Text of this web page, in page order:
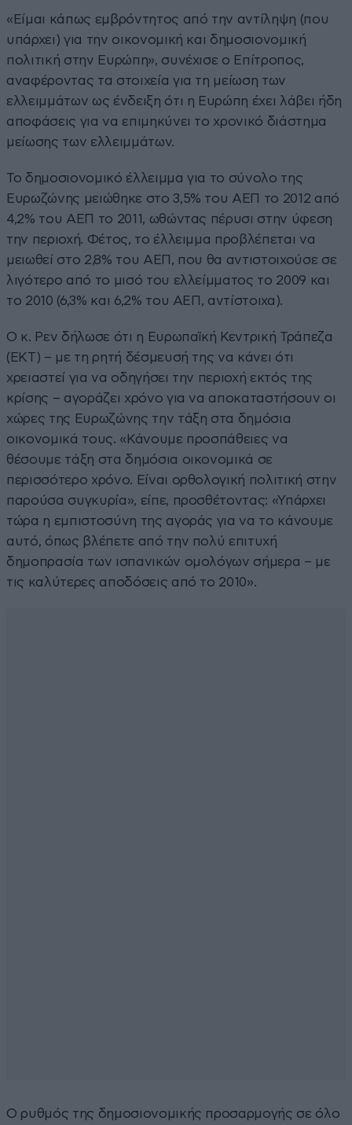
«Είμαι κάπως εμβρόντητος από την αντίληψη (που
υπάρχει) για την οικονομική και δημοσιονομική
πολιτική στην Ευρώπη», συνέχισε ο Επίτροπος,
αναφέροντας τα στοιχεία για τη μείωση των
ελλειμμάτων ως ένδειξη ότι η Ευρώπη έχει λάβει ήδη
αποφάσεις για να επιμηκύνει το χρονικό διάστημα
μείωσης των ελλειμμάτων.
Το δημοσιονομικό έλλειμμα για το σύνολο της
Ευρωζώνης μειώθηκε στο 3,5% του ΑΕΠ το 2012 από
4,2% του ΑΕΠ το 2011, ωθώντας πέρυσι στην ύφεση
την περιοχή. Φέτος, το έλλειμμα προβλέπεται να
μειωθεί στο 2,8% του ΑΕΠ, που θα αντιστοιχούσε σε
λιγότερο από το μισό του ελλείμματος το 2009 και
το 2010 (6,3% και 6,2% του ΑΕΠ, αντίστοιχα).
Ο κ. Ρεν δήλωσε ότι η Ευρωπαϊκή Κεντρική Τράπεζα
(ΕΚΤ) – με τη ρητή δέσμευσή της να κάνει ότι
χρειαστεί για να οδηγήσει την περιοχή εκτός της
κρίσης – αγοράζει χρόνο για να αποκαταστήσουν οι
χώρες της Ευρωζώνης την τάξη στα δημόσια
οικονομικά τους. «Κάνουμε προσπάθειες να
θέσουμε τάξη στα δημόσια οικονομικά σε
περισσότερο χρόνο. Είναι ορθολογική πολιτική στην
παρούσα συγκυρία», είπε, προσθέτοντας: «Υπάρχει
τώρα η εμπιστοσύνη της αγοράς για να το κάνουμε
αυτό, όπως βλέπετε από την πολύ επιτυχή
δημοπρασία των ισπανικών ομολόγων σήμερα – με
τις καλύτερες αποδόσεις από το 2010».
Ο ρυθμός της δημοσιονομικής προσαρμογής σε όλο